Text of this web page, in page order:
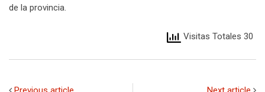
de la provincia.
Visitas Totales 30